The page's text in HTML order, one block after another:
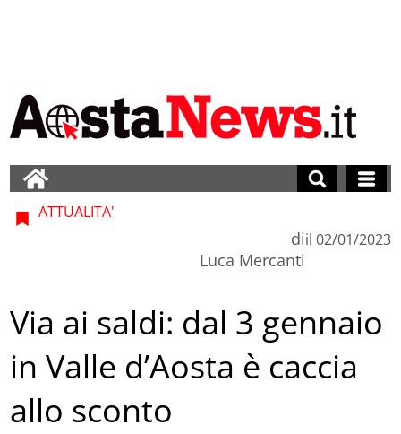
ATTUALITA'
di
Luca Mercanti
il 02/01/2023
Via ai saldi: dal 3 gennaio
in Valle d’Aosta è caccia
allo sconto